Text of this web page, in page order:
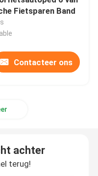
Fietsparen Band
Contacteer ons
achter
terug!